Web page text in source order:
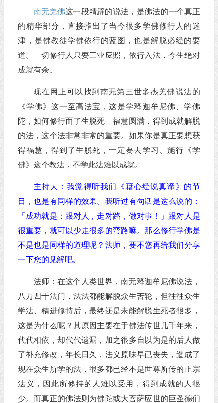
南无羌佛这一段精辟的说法，是佛法的一个真正
的精华部分，直接指出了当今很多学佛修行人的迷
津，是佛教徒学佛依行的蓝图，也是解脱必经的要
道。一切修行人只要三业应照，依行入法，今生绝对
成就有余。
现在网上可以找到南无第三世多杰羌佛说法的
《学佛》这一至高法宝，这是学释迦牟尼佛、学佛
陀，如何修行而了生脱死，福慧圆满，得到成就解脱
的法，这个法非常非常的重要。如果你是真正要想获
得福慧，得到了生脱死，一定要去学习、施行《学
佛》这个教法，不学此法难以成就。
主持人：我觉得听我们《藉心经说真谛》的节
目，也是有同样的效果。我听过有句话是这么说的：
「成功就是：跟对人，走对路，做对事！」跟对人是
很重要，就可以少走很多的弯路嘛。那么修行学佛是
不是也是同样的道理呢？法师，要不您再给我们分享
一下您的见解吧。
法师：在这个人类世界，南无释迦牟尼佛说法，
八万四千法门，法法都能解脱众生苦轮，但往往众生
学法、精进修持后，最终还是未能解脱生死者很多，
这是为什么呢？其原因主要在于佛法传世几千年来，
代代相依，却代代遗漏，加之很多自以为是的后人做
了补充修改，年长日久，法义原味早已丧失，造成了
现在众生所学的法，很多都已经不是世尊所传的正宗
法义，因此所修持的人难以受用，得到成就的人很
少。而真正的佛法则为佛陀或大菩萨应世的巨圣德们